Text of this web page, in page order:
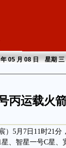
年 05 月 08 日 星期三
丙运载火
5月7日11时21分
、智星一号C星